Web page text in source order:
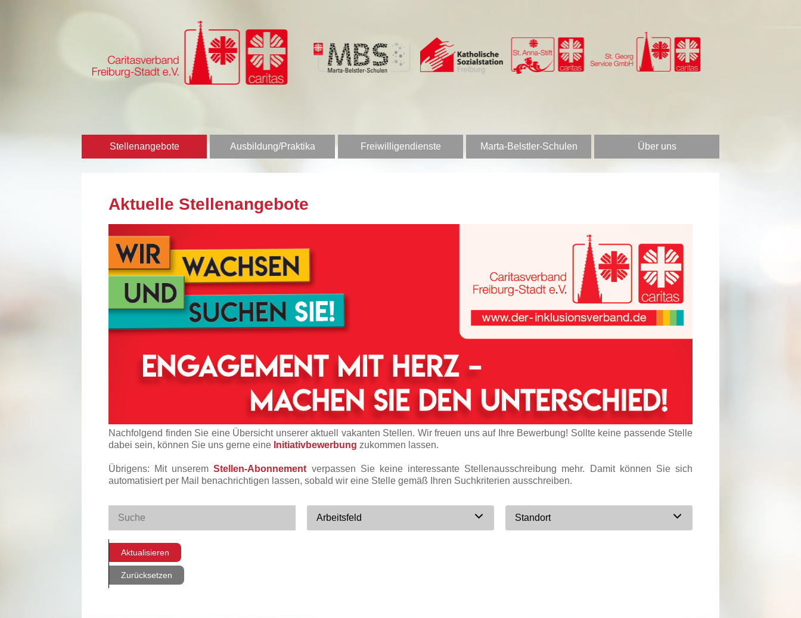
Stellenangebote Ausbildung/Praktika Freiwilligendienste Marta-Belstler-Schulen Über uns
Aktuelle Stellenangebote
Nachfolgend finden Sie eine Übersicht unserer aktuell vakanten Stellen. Wir freuen uns auf Ihre Bewerbung! Sollte keine passende Stelle
dabei sein, können Sie uns gerne eine Initiativbewerbung zukommen lassen.
Übrigens: Mit unseremStellen-Abonnement verpassen Sie keine interessante Stellenausschreibung mehr. Damit können Sie sich
automatisiert per Mail benachrichtigen lassen, sobald wir eine Stelle gemäß Ihren Suchkriterien ausschreiben.
Arbeitsfeld Standort
Aktualisieren
Zurücksetzen